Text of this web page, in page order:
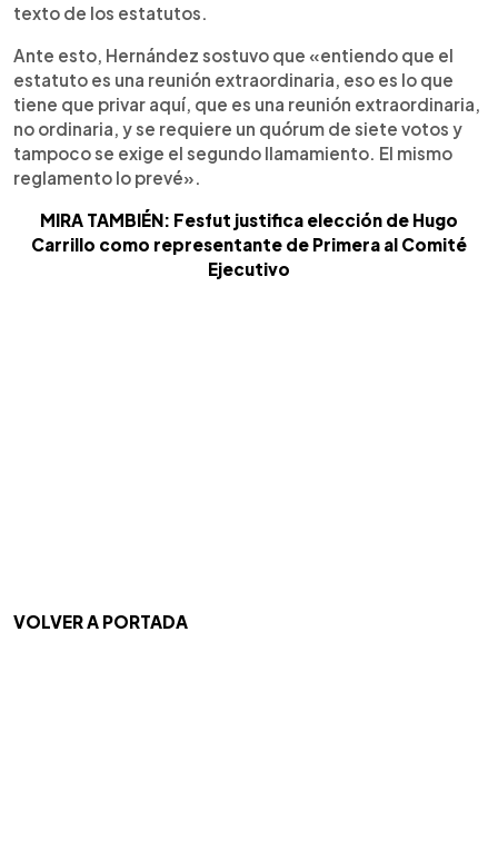
texto de los estatutos.
Ante esto, Hernández sostuvo que «entiendo que el
estatuto es una reunión extraordinaria, eso es lo que
tiene que privar aquí, que es una reunión extraordinaria,
no ordinaria, y se requiere un quórum de siete votos y
tampoco se exige el segundo llamamiento. El mismo
reglamento lo prevé».
MIRA TAMBIÉN: Fesfut justifica elección de Hugo
Carrillo como representante de Primera al Comité
Ejecutivo
VOLVER A PORTADA